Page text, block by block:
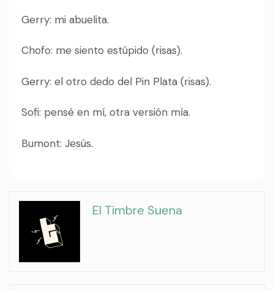
Gerry: mi abuelita.
Chofo: me siento estúpido (risas).
Gerry: el otro dedo del Pin Plata (risas).
Sofi: pensé en mí, otra versión mía.
Bumont: Jesús.
El Timbre Suena